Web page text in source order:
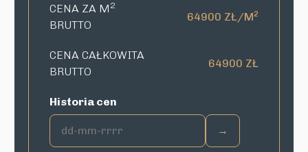
CENA ZA M 2
BRUTTO
64900 ZŁ/M2
CENA CAŁKOWITA
BRUTTO
64900 ZŁ
Historia cen
→